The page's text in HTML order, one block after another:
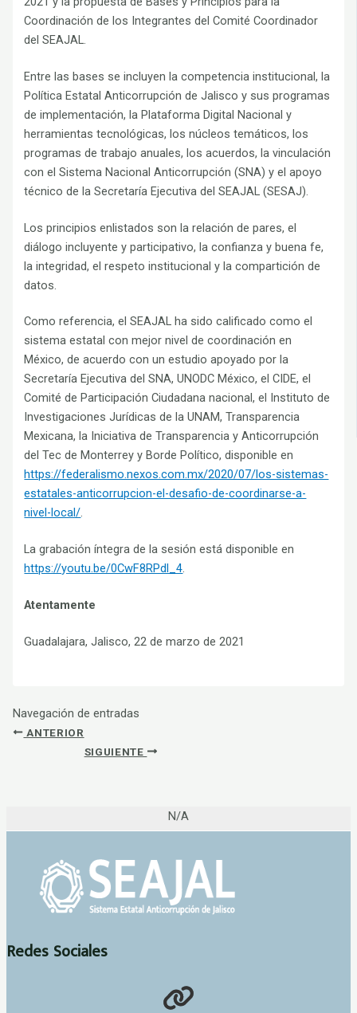
Coordinación de los Integrantes del Comité Coordinador
del SEAJAL.
Entre las bases se incluyen la competencia institucional, la
Política Estatal Anticorrupción de Jalisco y sus programas
de implementación, la Plataforma Digital Nacional y
herramientas tecnológicas, los núcleos temáticos, los
programas de trabajo anuales, los acuerdos, la vinculación
con el Sistema Nacional Anticorrupción (SNA) y el apoyo
técnico de la Secretaría Ejecutiva del SEAJAL (SESAJ).
Los principios enlistados son la relación de pares, el
diálogo incluyente y participativo, la confianza y buena fe,
la integridad, el respeto institucional y la compartición de
datos.
Como referencia, el SEAJAL ha sido calificado como el
sistema estatal con mejor nivel de coordinación en
México, de acuerdo con un estudio apoyado por la
Secretaría Ejecutiva del SNA, UNODC México, el CIDE, el
Comité de Participación Ciudadana nacional, el Instituto de
Investigaciones Jurídicas de la UNAM, Transparencia
Mexicana, la Iniciativa de Transparencia y Anticorrupción
del Tec de Monterrey y Borde Político, disponible en
https://federalismo.nexos.com.mx/2020/07/los-sistemas-
estatales-anticorrupcion-el-desafio-de-coordinarse-a-
nivel-local/.
La grabación íntegra de la sesión está disponible en
https://youtu.be/0CwF8RPdl_4.
Atentamente
Guadalajara, Jalisco, 22 de marzo de 2021
Navegación de entradas
ANTERIOR
SIGUIENTE
N/A
Redes Sociales